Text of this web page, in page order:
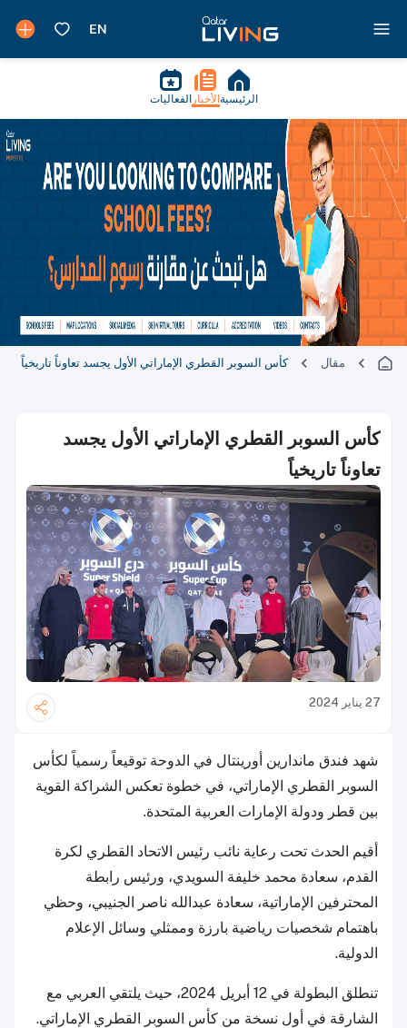
الرئيسية الأخبار الفعاليات
مقال كأس السوبر القطري الإماراتي الأول يجسد تعاوناً تاريخياً
كأس السوبر القطري الإماراتي الأول يجسد
تعاوناً تاريخياً
27 يناير 2024
شهد فندق ماندارين أورينتال في الدوحة توقيعاً رسمياً لكأس
السوبر القطري الإماراتي، في خطوة تعكس الشراكة القوية
بين قطر ودولة الإمارات العربية المتحدة.
أقيم الحدث تحت رعاية نائب رئيس الاتحاد القطري لكرة
القدم، سعادة محمد خليفة السويدي، ورئيس رابطة
المحترفين الإماراتية، سعادة عبدالله ناصر الجنيبي، وحظي
باهتمام شخصيات رياضية بارزة وممثلي وسائل الإعلام
الدولية.
تنطلق البطولة في 12 أبريل 2024، حيث يلتقي العربي مع
الشارقة في أول نسخة من كأس السوبر القطري الإماراتي.